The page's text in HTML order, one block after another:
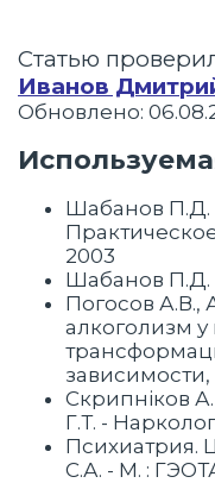
Статью
Иванов
Обновлено:
Шабанов П.Д.
2003
Шабанов П.Д.
Погосов А.В.,
алкоголизм
Скрипніков
Г.Т. -
Психиатрия.
С.А. - М. :